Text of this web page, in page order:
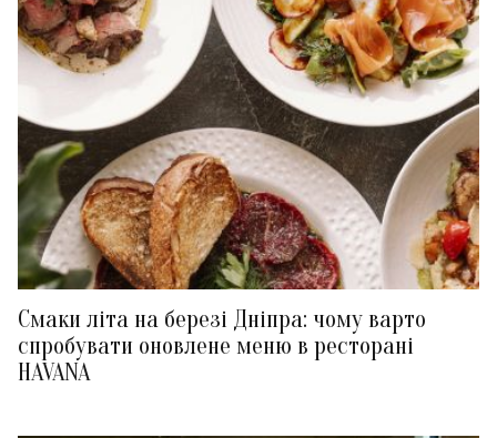
Смаки літа на березі Дніпра: чому варто
спробувати оновлене меню в ресторані
HAVANA